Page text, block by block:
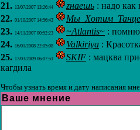
21. 13/07/2007 13:26:44 zнаешь : надо как
22. 01/10/2007 14:56:43
23. 14/11/2007 00:52:23 ~Atlantis~ :
24. 16/01/2008 22:05:08 Valkiriya :
25. 17/03/2009 06:07:51 SKIF : мацква
кагдила
Чтобы узнать время и дату написания
Ваше мнение